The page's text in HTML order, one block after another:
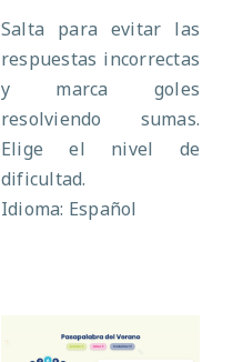
Salta para evitar las
respuestas incorrectas
y marca goles
resolviendo sumas.
Elige el nivel de
dificultad.
Idioma: Español